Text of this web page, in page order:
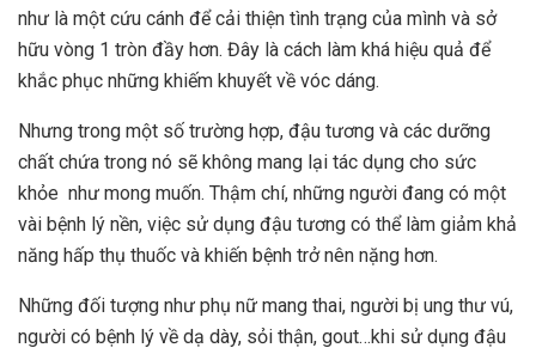
như là một cứu cánh để cải thiện tình trạng của mình và sở
hữu vòng 1 tròn đầy hơn. Đây là cách làm khá hiệu quả để
khắc phục những khiếm khuyết về vóc dáng.
Nhưng trong một số trường hợp, đậu tương và các dưỡng
chất chứa trong nó sẽ không mang lại tác dụng cho sức
khỏe như mong muốn. Thậm chí, những người đang có một
vài bệnh lý nền, việc sử dụng đậu tương có thể làm giảm khả
năng hấp thụ thuốc và khiến bệnh trở nên nặng hơn.
Những đối tượng như phụ nữ mang thai, người bị ung thư vú,
người có bệnh lý về dạ dày, sỏi thận, gout…khi sử dụng đậu